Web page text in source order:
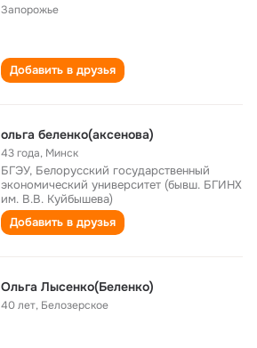
Запорожье
Добавить в друзья
ольга беленко(аксенова)
43 года, Минск
БГЭУ, Белорусский государственный
экономический университет (бывш. БГИНХ
им. В.В. Куйбышева)
Добавить в друзья
Ольга Лысенко(Беленко)
40 лет, Белозерское